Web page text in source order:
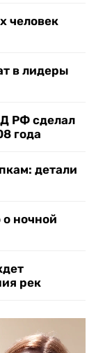
человек
в лидеры
РФ сделал
года
детали
о ночной
рек